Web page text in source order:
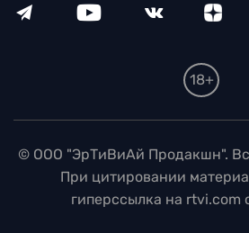
18+
© ООО "ЭрТиВиАй Продакшн".
При цитировании
гиперссылка на rtvi.com